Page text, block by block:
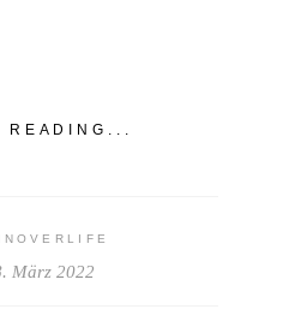
READING...
März 2022